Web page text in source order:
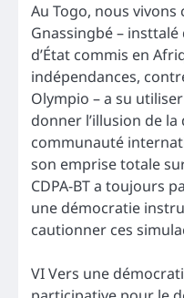
Au Togo, nous vivons
Gnassingbé –
d’État commis en
indépendances,
Olympio – a su
donner l’illusion de
communauté
son emprise totale
CDPA-BT a toujours
une démocratie
cautionner ces
VI Vers une